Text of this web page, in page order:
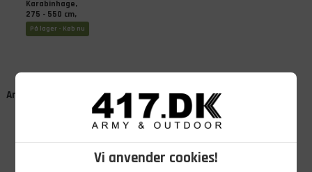
Vi anvender cookies!
Karabinhage,
275 - 550 cm,
Militærgrøn,
Brugt
På lager - Køb nu
Andre kunder købte også